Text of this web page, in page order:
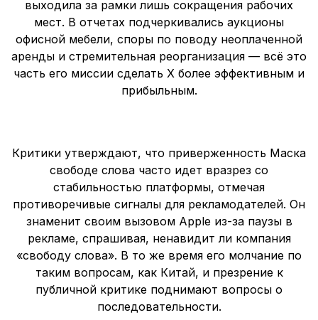
выходила за рамки лишь сокращения рабочих
мест. В отчетах подчеркивались аукционы
офисной мебели, споры по поводу неоплаченной
аренды и стремительная реорганизация — всё это
часть его миссии сделать X более эффективным и
прибыльным.
Критики утверждают, что приверженность Маска
свободе слова часто идет вразрез со
стабильностью платформы, отмечая
противоречивые сигналы для рекламодателей. Он
знаменит своим вызовом Apple из-за паузы в
рекламе, спрашивая, ненавидит ли компания
«свободу слова». В то же время его молчание по
таким вопросам, как Китай, и презрение к
публичной критике поднимают вопросы о
последовательности.